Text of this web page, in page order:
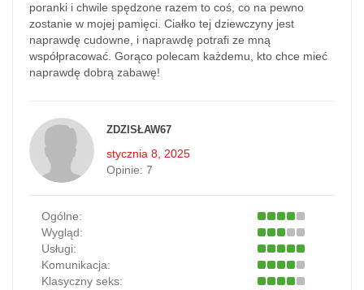
poranki i chwile spędzone razem to coś, co na pewno
zostanie w mojej pamięci. Ciałko tej dziewczyny jest
naprawdę cudowne, i naprawdę potrafi ze mną
współpracować. Gorąco polecam każdemu, kto chce mieć
naprawdę dobrą zabawę!
ZDZISŁAW67
stycznia 8, 2025
Opinie: 7
Ogólne:
Wygląd:
Usługi:
Komunikacja:
Klasyczny seks: